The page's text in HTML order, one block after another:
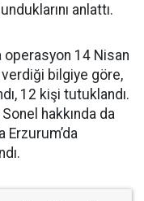
anlattı.
operasyon 14 Nisan
verdiği bilgiye göre,
12 kişi tutuklandı.
hakkında da
Erzurum’da